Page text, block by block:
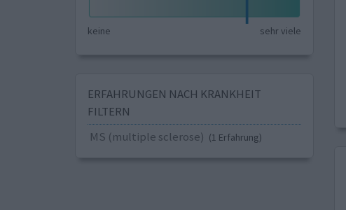
keine sehr viele
ERFAHRUNGEN NACH KRANKHEIT
FILTERN
MS (multiple sclerose) (1 Erfahrung)